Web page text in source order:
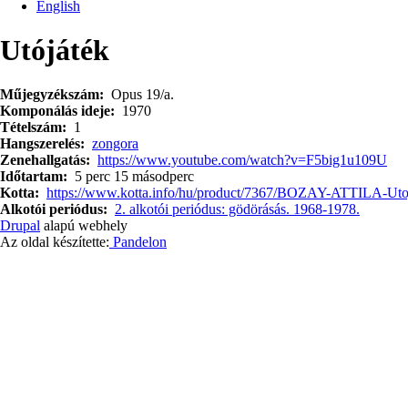
English
Utójáték
Műjegyzékszám
Opus 19/a.
Komponálás ideje
1970
Tételszám
1
Hangszerelés
zongora
Zenehallgatás
https://www.youtube.com/watch?v=F5big1u109U
Időtartam
5 perc 15 másodperc
Kotta
https://www.kotta.info/hu/product/7367/BOZAY-ATTILA-
Alkotói periódus
2. alkotói periódus: gödörásás. 1968-1978.
Drupal alapú webhely
Az oldal készítette: Pandelon